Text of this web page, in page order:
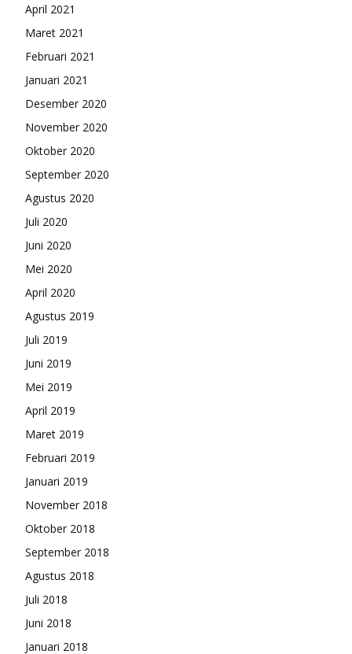
April 2021
Maret 2021
Februari 2021
Januari 2021
Desember 2020
November 2020
Oktober 2020
September 2020
Agustus 2020
Juli 2020
Juni 2020
Mei 2020
April 2020
Agustus 2019
Juli 2019
Juni 2019
Mei 2019
April 2019
Maret 2019
Februari 2019
Januari 2019
November 2018
Oktober 2018
September 2018
Agustus 2018
Juli 2018
Juni 2018
Januari 2018